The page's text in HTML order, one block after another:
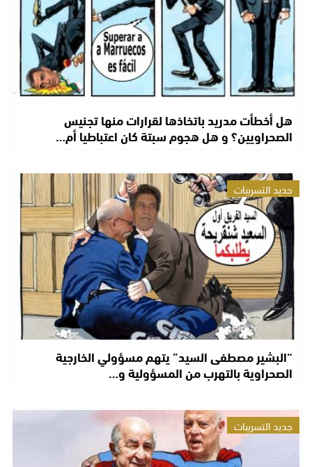
هل أخطأت مدريد باتخاذها لقرارات منها تجنيس
الصحراويين؟ و هل هجوم سبتة كان اعتباطيا أم…
جديد التسريبات
“البشير مصطفى السيد” يتهم مسؤولي الخارجية
الصحراوية بالتهرب من المسؤولية و…
جديد التسريبات